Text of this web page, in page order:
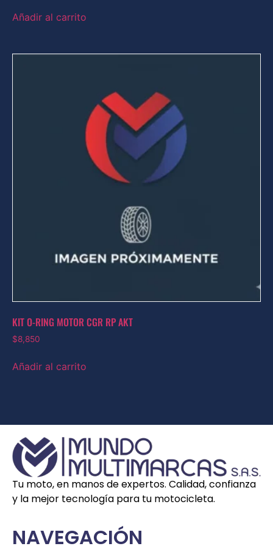
Añadir al carrito
KIT O-RING MOTOR CGR RP AKT
$8,850
Añadir al carrito
Tu moto, en manos de expertos. Calidad, confianza
y la mejor tecnología para tu motocicleta.
NAVEGACIÓN